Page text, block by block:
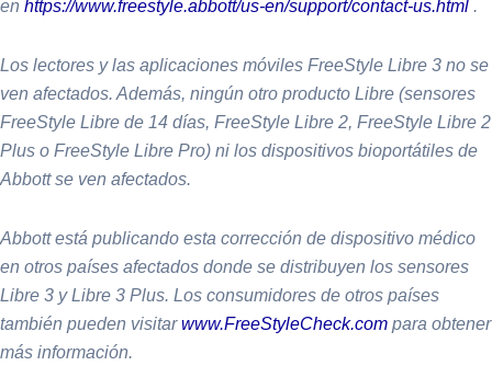
en https://www.freestyle.abbott/us-en/support/contact-us.html .
Los lectores y las aplicaciones móviles FreeStyle Libre 3 no se
ven afectados. Además, ningún otro producto Libre (sensores
FreeStyle Libre de 14 días, FreeStyle Libre 2, FreeStyle Libre 2
Plus o FreeStyle Libre Pro) ni los dispositivos bioportátiles de
Abbott se ven afectados.
Abbott está publicando esta corrección de dispositivo médico
en otros países afectados donde se distribuyen los sensores
Libre 3 y Libre 3 Plus. Los consumidores de otros países
también pueden visitarwww.FreeStyleCheck.com para obtener
más información.